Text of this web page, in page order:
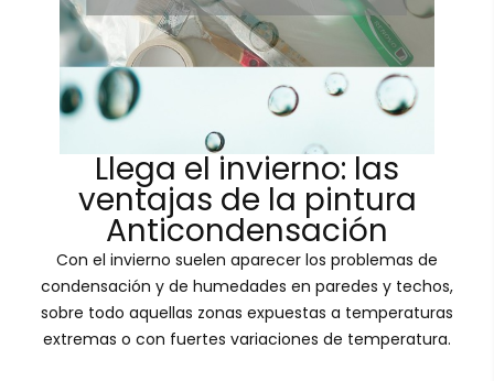
Llega el invierno: las
ventajas de la pintura
Anticondensación
Con el invierno suelen aparecer los problemas de
condensación y de humedades en paredes y techos,
sobre todo aquellas zonas expuestas a temperaturas
extremas o con fuertes variaciones de temperatura.